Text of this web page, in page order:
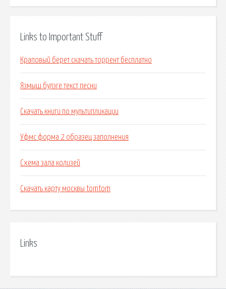
Links to Important Stuff
Краповый берет скачать торрент бесплатно
Язмыш булэге текст песни
Скачать книги по мультипликации
Уфмс форма 2 образец заполнения
Схема зала колизей
Скачать карту москвы tomtom
Links